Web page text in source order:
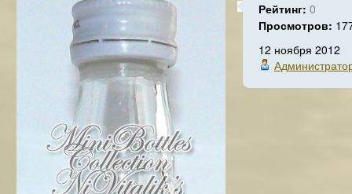
Рейтинг: 0
Просмотров:
12 ноября 2012